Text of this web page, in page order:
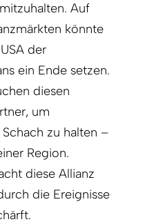
Auf
könnte
der
ein Ende setzen.
diesen
um
zu halten –
Region.
diese Allianz
die Ereignisse